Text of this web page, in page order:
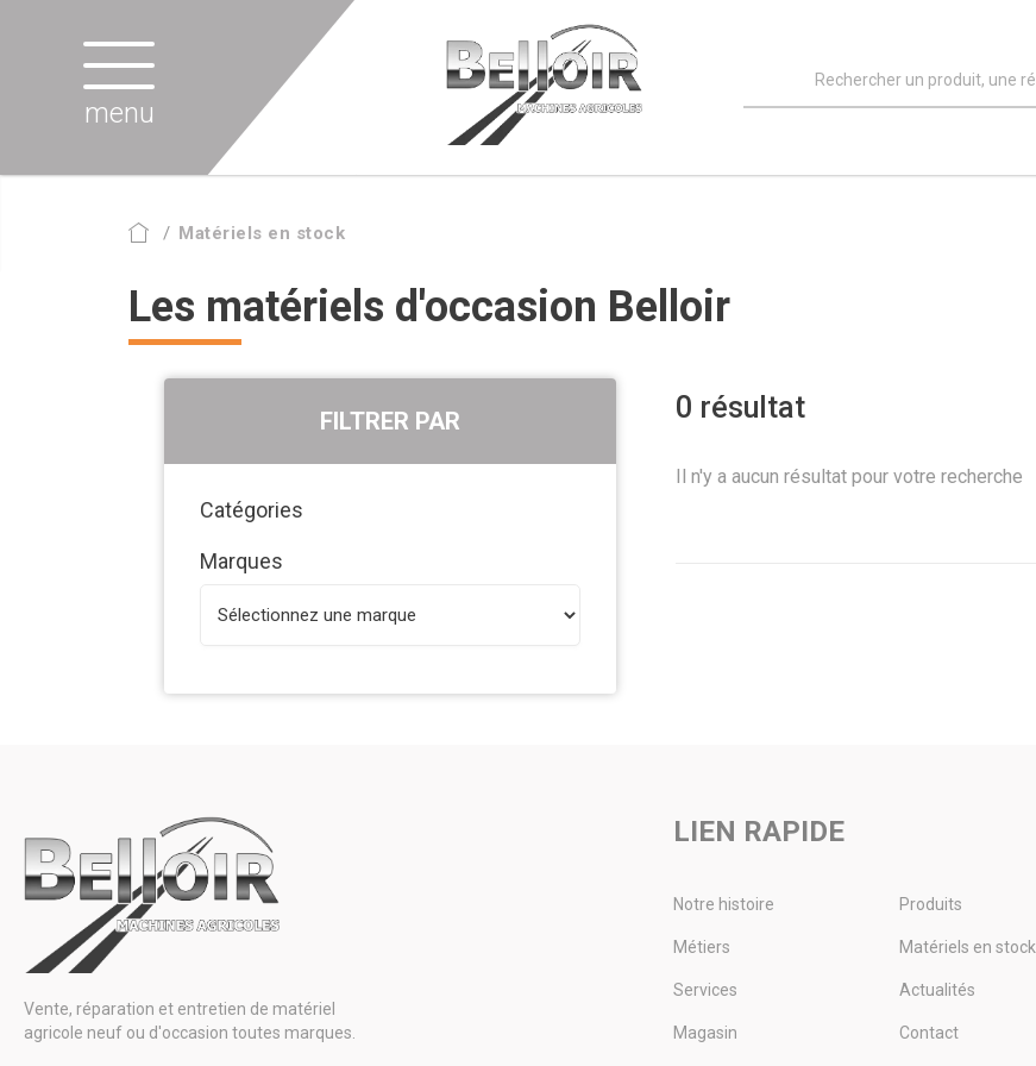
menu
Matériels en stock
Les matériels d'occasion Belloir
FILTRER PAR
Catégories
Marques
0 résultat
Il n'y a aucun résultat pour votre recherche
Vente, réparation et entretien de matériel
agricole neuf ou d'occasion toutes marques.
LIEN RAPIDE
Notre histoire
Métiers
Services
Magasin
Produits
Matériels en stock
Actualités
Contact